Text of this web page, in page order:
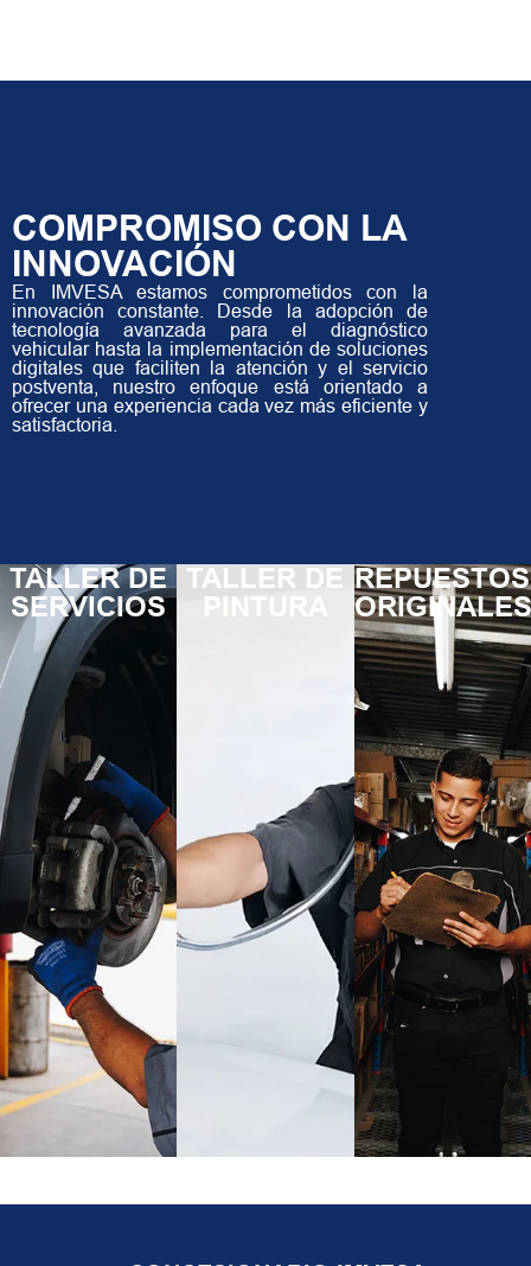
COMPROMISO CON LA
INNOVACIÓN
En IMVESA estamos comprometidos con la
innovación constante. Desde la adopción de
tecnología avanzada para el diagnóstico
vehicular hasta la implementación de soluciones
digitales que faciliten la atención y el servicio
postventa, nuestro enfoque está orientado a
ofrecer una experiencia cada vez más eficiente y
satisfactoria.
TALLER DE
SERVICIOS
TALLER DE
PINTURA
REPUESTOS
ORIGINALES